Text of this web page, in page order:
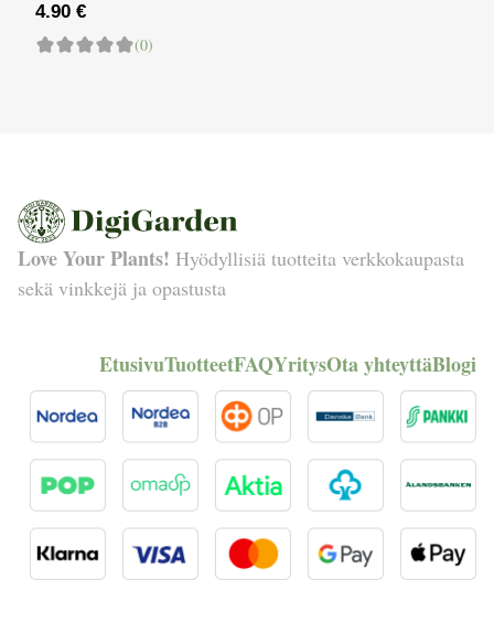
4.90 €
(0)
Love Your Plants! Hyödyllisiä tuotteita verkkokaupasta
sekä vinkkejä ja opastusta
EtusivuTuotteetFAQYritysOta yhteyttäBlogi